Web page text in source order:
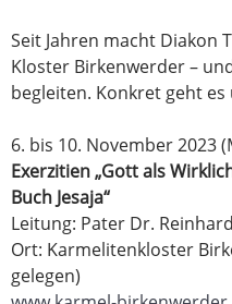
Seit Jahren macht Diakon
Kloster Birkenwerder –
begleiten. Konkret geht
6. bis 10. November 2023
Exerzitien„Gott als
Buch Jesaja“
Leitung: Pater Dr.
Ort: Karmelitenkloster
gelegen)